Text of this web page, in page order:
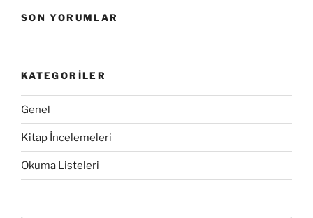
SON YORUMLAR
KATEGORILER
Genel
Kitap İncelemeleri
Okuma Listeleri